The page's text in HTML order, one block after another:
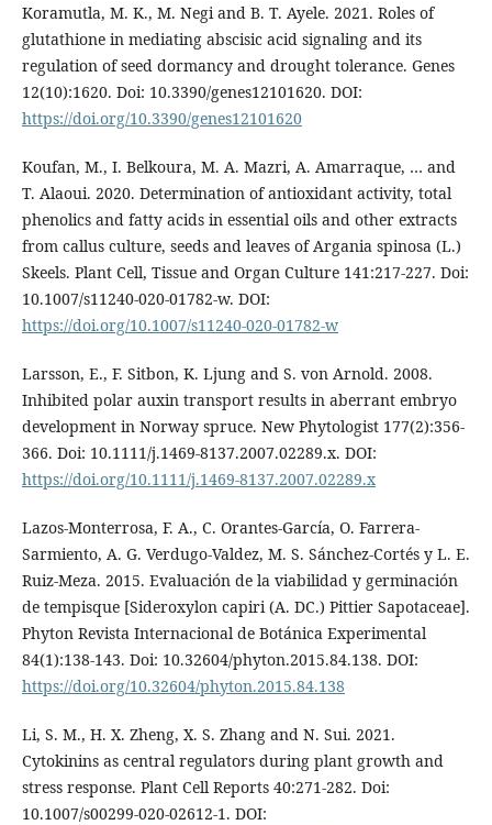
Koramutla, M. K., M. Negi and B. T. Ayele. 2021. Roles of
glutathione in mediating abscisic acid signaling and its
regulation of seed dormancy and drought tolerance. Genes
12(10):1620. Doi: 10.3390/genes12101620. DOI:
https://doi.org/10.3390/genes12101620
Koufan, M., I. Belkoura, M. A. Mazri, A. Amarraque, … and
T. Alaoui. 2020. Determination of antioxidant activity, total
phenolics and fatty acids in essential oils and other extracts
from callus culture, seeds and leaves of Argania spinosa (L.)
Skeels. Plant Cell, Tissue and Organ Culture 141:217-227. Doi:
10.1007/s11240-020-01782-w. DOI:
https://doi.org/10.1007/s11240-020-01782-w
Larsson, E., F. Sitbon, K. Ljung and S. von Arnold. 2008.
Inhibited polar auxin transport results in aberrant embryo
development in Norway spruce. New Phytologist 177(2):356-
366. Doi: 10.1111/j.1469-8137.2007.02289.x. DOI:
https://doi.org/10.1111/j.1469-8137.2007.02289.x
Lazos-Monterrosa, F. A., C. Orantes-García, O. Farrera-
Sarmiento, A. G. Verdugo-Valdez, M. S. Sánchez-Cortés y L. E.
Ruiz-Meza. 2015. Evaluación de la viabilidad y germinación
de tempisque [Sideroxylon capiri (A. DC.) Pittier Sapotaceae].
Phyton Revista Internacional de Botánica Experimental
84(1):138-143. Doi: 10.32604/phyton.2015.84.138. DOI:
https://doi.org/10.32604/phyton.2015.84.138
Li, S. M., H. X. Zheng, X. S. Zhang and N. Sui. 2021.
Cytokinins as central regulators during plant growth and
stress response. Plant Cell Reports 40:271-282. Doi:
10.1007/s00299-020-02612-1. DOI: